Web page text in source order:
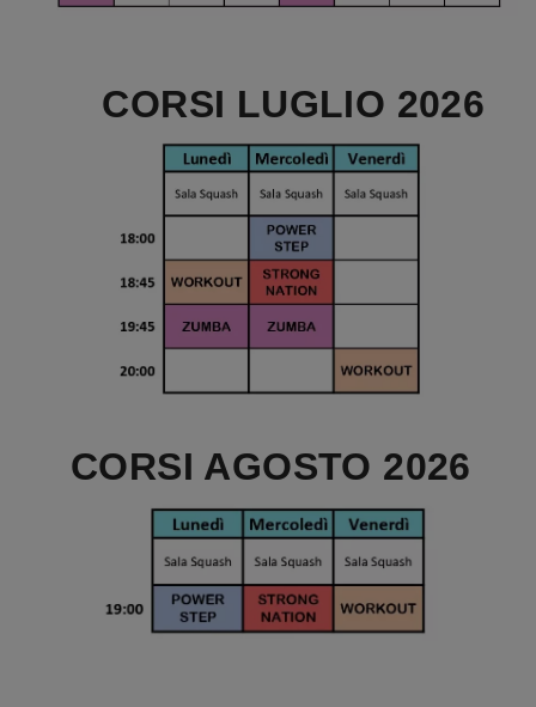
CORSI LUGLIO 2026
CORSI AGOSTO 2026